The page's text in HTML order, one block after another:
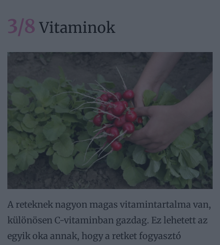
3/8 Vitaminok
A reteknek nagyon magas vitamintartalma van,
különösen C-vitaminban gazdag. Ez lehetett az
egyik oka annak, hogy a retket fogyasztó